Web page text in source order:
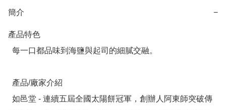
簡介 −
產品特色